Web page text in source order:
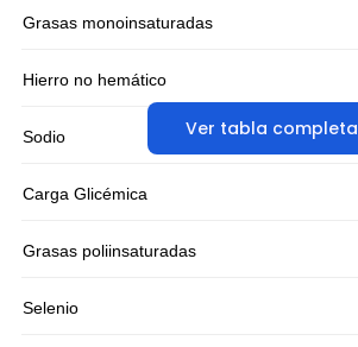
Ver tabla completa
Grasas monoinsaturadas
Hierro no hemático
Sodio
Carga Glicémica
Grasas poliinsaturadas
Selenio